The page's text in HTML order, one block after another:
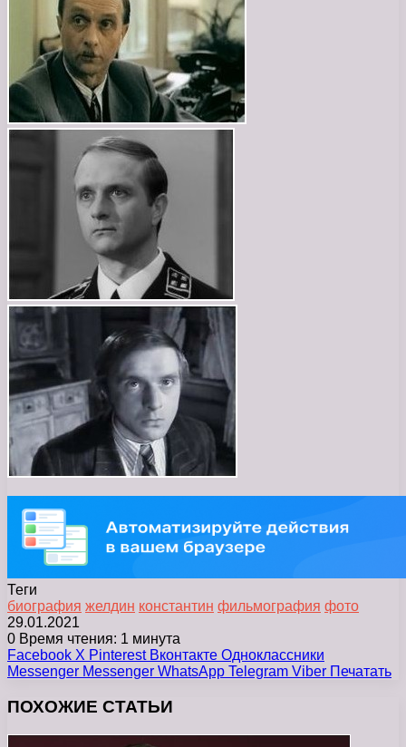
Теги
биография желдин константин фильмография фото
29.01.2021
0 Время чтения: 1 минута
Facebook X Pinterest Вконтакте Одноклассники
Messenger Messenger WhatsApp Telegram Viber Печатать
ПОХОЖИЕ СТАТЬИ